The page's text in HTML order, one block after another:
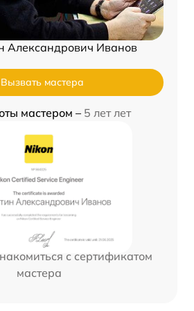
Александрович Иванов
Вызвать мастера
мастером – 5 лет лет
с сертификатом
мастера